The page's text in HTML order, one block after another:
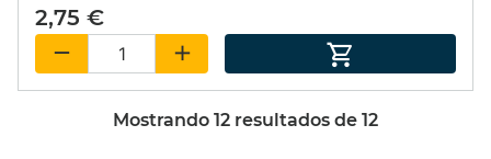
2,75 €
Mostrando 12 resultados de 12